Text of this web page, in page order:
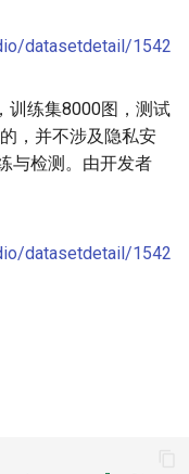
datasetdetail/1542
训练集8000图，测试
，并不涉及隐私安
与检测。由开发者
datasetdetail/1542